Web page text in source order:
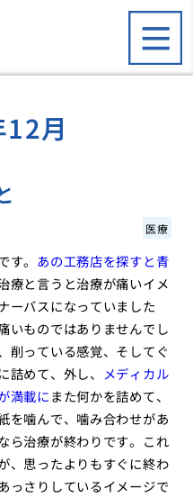
月
医療
。 あの工務店を探すと青
療と言うと治療が痛いイメ
ーバスになっていました
いものではありませんでし
削っている感覚、そしてぐ
めて、外し、
メディカル
満載にまた何かを詰めて、
を噛んで、噛み合わせがあ
ら治療が終わりです。これ
、思ったよりもすぐに終わ
っさりしているイメージで